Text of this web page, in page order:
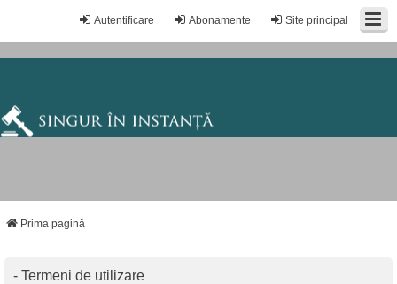
Site principal
Abonamente
Autentificare
Prima pagină
- Termeni de utilizare